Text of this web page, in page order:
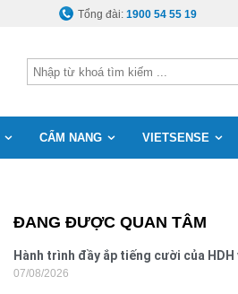
Tổng đài:1900 54 55 19
CẨM NANG VIETSENSE
ĐANG ĐƯỢC QUAN TÂM
Hành trình đầy ắp tiếng cười của HDH
Long
07/08/2026